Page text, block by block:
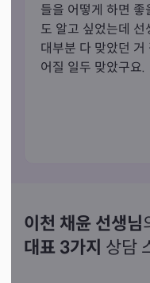
들을 어떻게 하면
도 알고 싶었는데 선
대부분 다 맞았던
어질 일두 맞았구요.
이천 채윤 선생님
대표 3가지 상담